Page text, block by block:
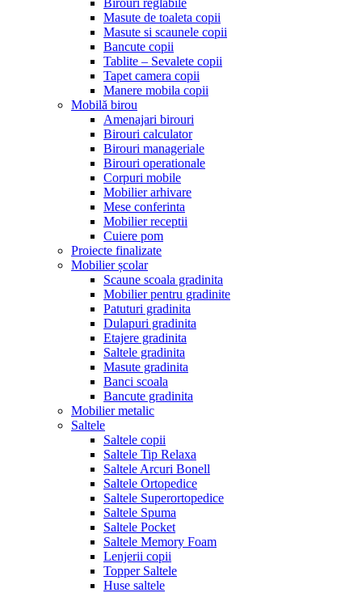
Birouri reglabile
Masute de toaleta copii
Masute si scaunele copii
Bancute copii
Tablite – Sevalete copii
Tapet camera copii
Manere mobila copii
Mobilă birou
Amenajari birouri
Birouri calculator
Birouri manageriale
Birouri operationale
Corpuri mobile
Mobilier arhivare
Mese conferinta
Mobilier receptii
Cuiere pom
Proiecte finalizate
Mobilier școlar
Scaune scoala gradinita
Mobilier pentru gradinite
Patuturi gradinita
Dulapuri gradinita
Etajere gradinita
Saltele gradinita
Masute gradinita
Banci scoala
Bancute gradinita
Mobilier metalic
Saltele
Saltele copii
Saltele Tip Relaxa
Saltele Arcuri Bonell
Saltele Ortopedice
Saltele Superortopedice
Saltele Spuma
Saltele Pocket
Saltele Memory Foam
Lenjerii copii
Topper Saltele
Huse saltele